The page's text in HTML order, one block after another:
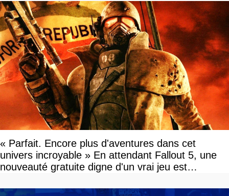
« Parfait. Encore plus d'aventures dans cet
univers incroyable » En attendant Fallout 5, une
nouveauté gratuite digne d'un vrai jeu est